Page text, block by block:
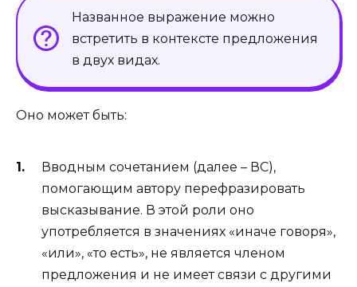
Названное выражение можно
встретить в контексте предложения
в двух видах.
Оно может быть:
Вводным сочетанием (далее – ВС),
помогающим автору перефразировать
высказывание. В этой роли оно
употребляется в значениях «иначе говоря»,
«или», «то есть», не является членом
предложения и не имеет связи с другими